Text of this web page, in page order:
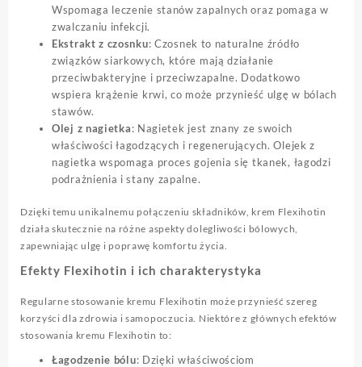
Wspomaga leczenie stanów zapalnych oraz pomaga w
zwalczaniu infekcji.
Ekstrakt z czosnku: Czosnek to naturalne źródło
związków siarkowych, które mają działanie
przeciwbakteryjne i przeciwzapalne. Dodatkowo
wspiera krążenie krwi, co może przynieść ulgę w bólach
stawów.
Olej z nagietka: Nagietek jest znany ze swoich
właściwości łagodzących i regenerujących. Olejek z
nagietka wspomaga proces gojenia się tkanek, łagodzi
podrażnienia i stany zapalne.
Dzięki temu unikalnemu połączeniu składników, krem Flexihotin
działa skutecznie na różne aspekty dolegliwości bólowych,
zapewniając ulgę i poprawę komfortu życia.
Efekty Flexihotin i ich charakterystyka
Regularne stosowanie kremu Flexihotin może przynieść szereg
korzyści dla zdrowia i samopoczucia. Niektóre z głównych efektów
stosowania kremu Flexihotin to:
Łagodzenie bólu: Dzięki właściwościom